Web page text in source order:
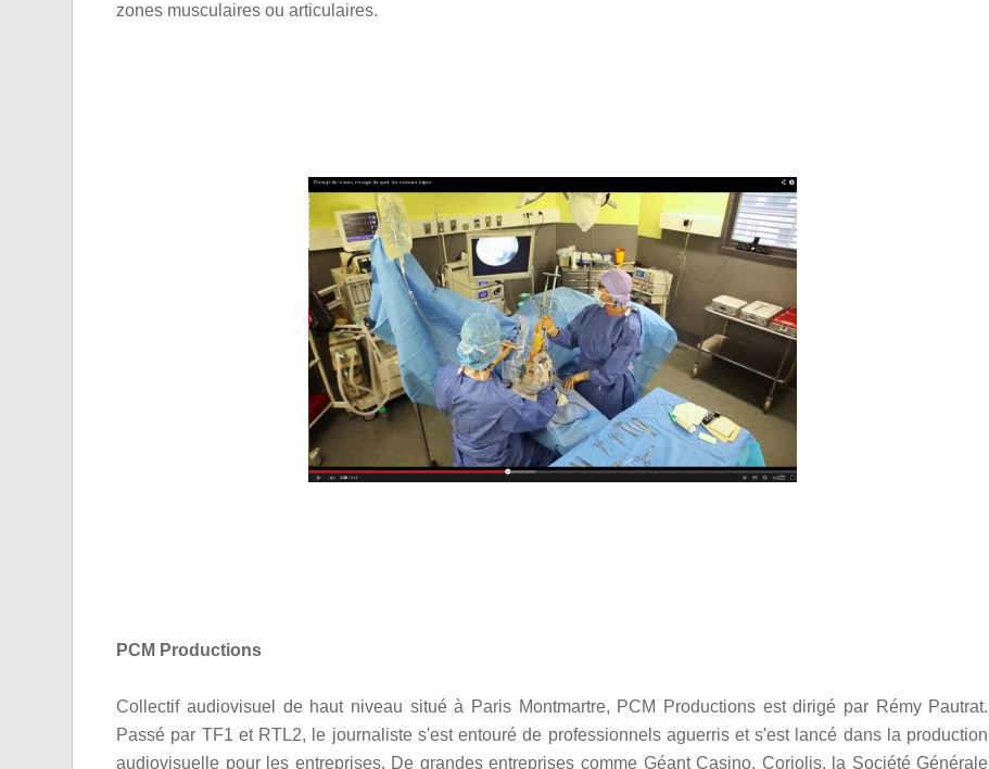
zones musculaires ou articulaires.
PCM Productions
Collectif audiovisuel de haut niveau situé à Paris Montmartre, PCM Productions est dirigé par Rémy Pautrat.
Passé par TF1 et RTL2, le journaliste s'est entouré de professionnels aguerris et s'est lancé dans la production
audiovisuelle pour les entreprises. De grandes entreprises comme Géant Casino, Coriolis, la Société Générale